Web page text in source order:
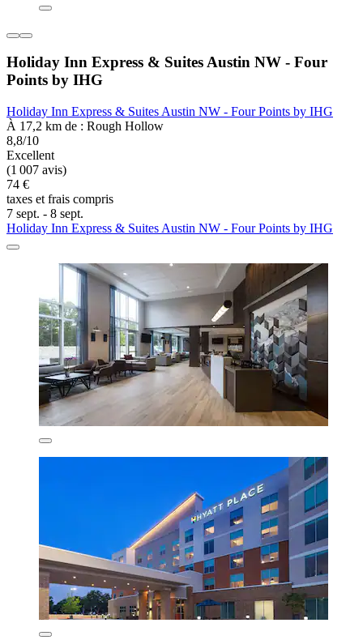
Holiday Inn Express & Suites Austin NW - Four
Points by IHG
Holiday Inn Express & Suites Austin NW - Four Points by IHG
À 17,2 km de : Rough Hollow
8,8/10
Excellent
(1 007 avis)
74 €
taxes et frais compris
7 sept. - 8 sept.
Holiday Inn Express & Suites Austin NW - Four Points by IHG